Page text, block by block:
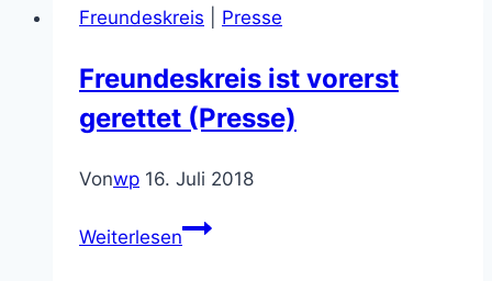
Freundeskreis
Presse
Freundeskreis ist vorerst
gerettet (Presse)
Vonwp 16. Juli 2018
WeiterlesenFreundeskreis